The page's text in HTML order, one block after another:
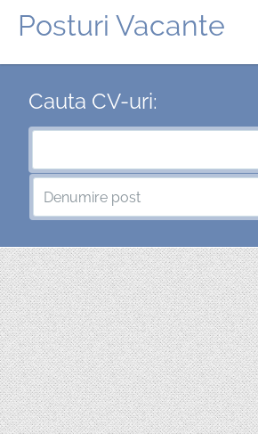
Posturi Vacante
Adauga oferta
Cauta CV-uri: